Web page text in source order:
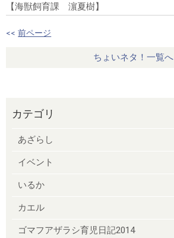
【海獣飼育課 濵夏樹】
<< 前ページ
ちょいネタ！一覧へ
カテゴリ
あざらし
イベント
いるか
カエル
ゴマフアザラシ育児日記2014